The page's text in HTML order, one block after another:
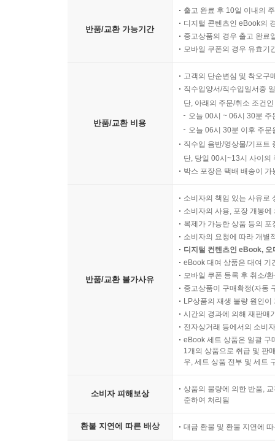
반품/교환 가능기간
출고 완료 후 10일 이내의
디지털 콘텐츠인 eBook의
중고상품의 경우 출고 완료
모바일 쿠폰의 경우 유효기
반품/교환 비용
고객의 단순변심 및 착오구
직수입양서/직수입일서중
단, 아래의 주문/취소 조건
오늘 00시 ~ 06시 30분
오늘 06시 30분 이후 주
직수입 음반/영상물/기프트
단, 당일 00시~13시 사이의
박스 포장은 택배 배송이
반품/교환 불가사유
소비자의 책임 있는 사유로
소비자의 사용, 포장 개봉
복제가 가능한 상품 등의
소비자의 요청에 따라 개별
디지털 컨텐츠인 eBook,
eBook 대여 상품은 대여 기
모바일 쿠폰 등록 후 취소/
중고상품이 구매확정(자동
LP상품의 재생 불량 원인
시간의 경과에 의해 재판매
전자상거래 등에서의 소비
eBook 세트 상품은 일괄 구
1개의 상품으로 취급 및 판
우, 세트 상품 전부 및 세트
소비자 피해보상
상품의 불량에 의한 반품,
준하여 처리됨
환불 지연에 따른 배상 대금 환불 및 환불 지연에